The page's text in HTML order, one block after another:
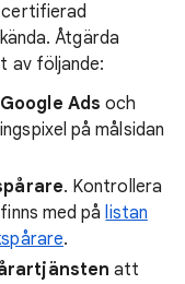
certifierad
Åtgärda
av följande:
Ads och
på målsidan
. Kontrollera
med pålistan
.
att